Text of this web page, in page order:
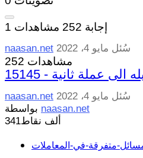
1 إجابة 252 مشاهدات
naasan.net سُئل مايو 4، 2022
252 مشاهدات
الى عملة ثانية
naasan.net سُئل مايو 4، 2022
naasan.net
341ألف نقاط
متفرقة-في-المعاملات